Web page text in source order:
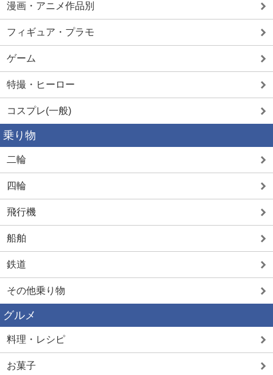
漫画・アニメ作品別
フィギュア・プラモ
ゲーム
特撮・ヒーロー
コスプレ(一般)
乗り物
二輪
四輪
飛行機
船舶
鉄道
その他乗り物
グルメ
料理・レシピ
お菓子